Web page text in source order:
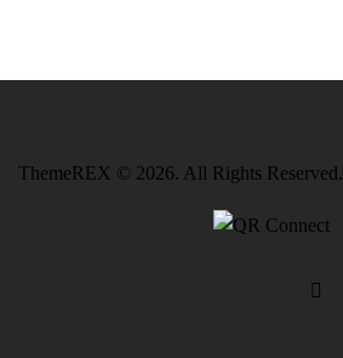
ThemeREX © 2026. All Rights Reserved.